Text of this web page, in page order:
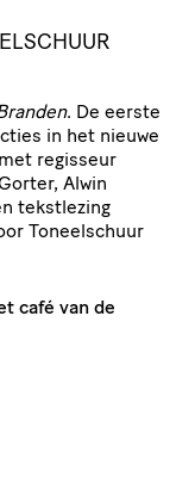
. De eerste
in het nieuwe
regisseur
Alwin
tekstlezing
Toneelschuur
café van de